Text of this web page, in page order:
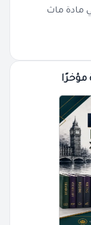
مادة ماث
مؤخرًا